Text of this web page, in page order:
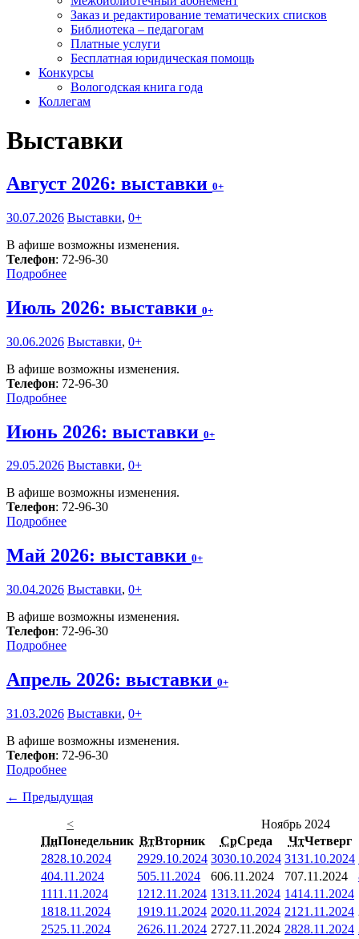
Заказ и редактирование тематических списков
Библиотека – педагогам
Платные услуги
Бесплатная юридическая помощь
Конкурсы
Вологодская книга года
Коллегам
Выставки
Август 2026: выставки 0+
30.07.2026 Выставки, 0+
В афише возможны изменения.
Телефон: 72-96-30
Подробнее
Июль 2026: выставки 0+
30.06.2026 Выставки, 0+
В афише возможны изменения.
Телефон: 72-96-30
Подробнее
Июнь 2026: выставки 0+
29.05.2026 Выставки, 0+
В афише возможны изменения.
Телефон: 72-96-30
Подробнее
Май 2026: выставки 0+
30.04.2026 Выставки, 0+
В афише возможны изменения.
Телефон: 72-96-30
Подробнее
Апрель 2026: выставки 0+
31.03.2026 Выставки, 0+
В афише возможны изменения.
Телефон: 72-96-30
Подробнее
← Предыдущая
<
Ноябрь 2024
ПнПонедельник ВтВторник СрСреда ЧтЧетверг
2828.10.2024 2929.10.2024 3030.10.2024 3131.10.2024
404.11.2024 505.11.2024 606.11.2024 707.11.2024
1111.11.2024 1212.11.2024 1313.11.2024 1414.11.2024
1818.11.2024 1919.11.2024 2020.11.2024 21 21.11.2024
2525.11.2024 2626.11.2024 2727.11.2024 2828.11.2024